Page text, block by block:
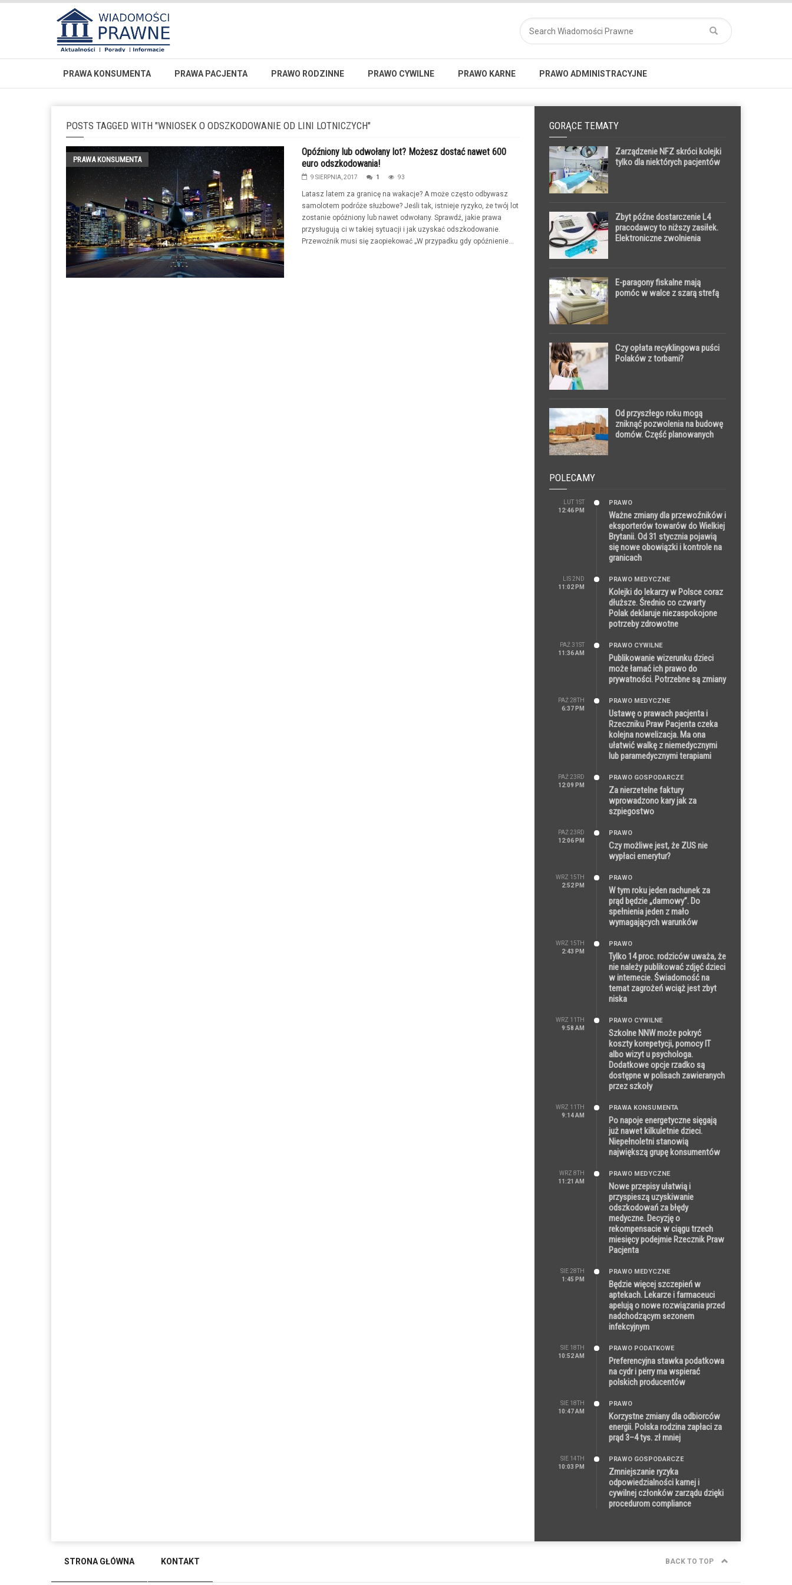
PRAWA KONSUMENTA PRAWA PACJENTA PRAWO RODZINNE PRAWO CYWILNE PRAWO KARNE PRAWO ADMINISTRACYJNE
POSTS TAGGED WITH "WNIOSEK O ODSZKODOWANIE OD LINI LOTNICZYCH"
PRAWA KONSUMENTA
Opóźniony lub odwołany lot? Możesz dostać nawet 600
euro odszkodowania!
9 SIERPNIA, 2017 1 93
Latasz latem za granicę na wakacje? A może często odbywasz
samolotem podróże służbowe? Jeśli tak, istnieje ryzyko, że twój lot
zostanie opóźniony lub nawet odwołany. Sprawdź, jakie prawa
przysługują ci w takiej sytuacji i jak uzyskać odszkodowanie.
Przewoźnik musi się zaopiekować „W przypadku gdy opóźnienie...
GORĄCE TEMATY
Zarządzenie NFZ skróci kolejki
tylko dla niektórych pacjentów
Zbyt późne dostarczenie L4
pracodawcy to niższy zasiłek.
Elektroniczne zwolnienia
E-paragony fiskalne mają
pomóc w walce z szarą strefą
Czy opłata recyklingowa puści
Polaków z torbami?
Od przyszłego roku mogą
zniknąć pozwolenia na budowę
domów. Część planowanych
POLECAMY
LUT 1ST
12:46 PM
PRAWO
Ważne zmiany dla przewoźników i
eksporterów towarów do Wielkiej
Brytanii. Od 31 stycznia pojawią
się nowe obowiązki i kontrole na
granicach
LIS 2ND
11:02 PM
PRAWO MEDYCZNE
Kolejki do lekarzy w Polsce coraz
dłuższe. Średnio co czwarty
Polak deklaruje niezaspokojone
potrzeby zdrowotne
PAŹ 31ST
11:36 AM
PRAWO CYWILNE
Publikowanie wizerunku dzieci
może łamać ich prawo do
prywatności. Potrzebne są zmiany
PAŹ 28TH
6:37 PM
PRAWO MEDYCZNE
Ustawę o prawach pacjenta i
Rzeczniku Praw Pacjenta czeka
kolejna nowelizacja. Ma ona
ułatwić walkę z niemedycznymi
lub paramedycznymi terapiami
PAŹ 23RD
12:09 PM
PRAWO GOSPODARCZE
Za nierzetelne faktury
wprowadzono kary jak za
szpiegostwo
PAŹ 23RD
12:06 PM
PRAWO
Czy możliwe jest, że ZUS nie
wypłaci emerytur?
WRZ 15TH
2:52 PM
PRAWO
W tym roku jeden rachunek za
prąd będzie „darmowy”. Do
spełnienia jeden z mało
wymagających warunków
WRZ 15TH
2:43 PM
PRAWO
Tylko 14 proc. rodziców uważa, że
nie należy publikować zdjęć dzieci
w internecie. Świadomość na
temat zagrożeń wciąż jest zbyt
niska
WRZ 11TH
9:58 AM
PRAWO CYWILNE
Szkolne NNW może pokryć
koszty korepetycji, pomocy IT
albo wizyt u psychologa.
Dodatkowe opcje rzadko są
dostępne w polisach zawieranych
przez szkoły
WRZ 11TH
9:14 AM
PRAWA KONSUMENTA
Po napoje energetyczne sięgają
już nawet kilkuletnie dzieci.
Niepełnoletni stanowią
największą grupę konsumentów
WRZ 8TH
11:21 AM
PRAWO MEDYCZNE
Nowe przepisy ułatwią i
przyspieszą uzyskiwanie
odszkodowań za błędy
medyczne. Decyzję o
rekompensacie w ciągu trzech
miesięcy podejmie Rzecznik Praw
Pacjenta
SIE 28TH
1:45 PM
PRAWO MEDYCZNE
Będzie więcej szczepień w
aptekach. Lekarze i farmaceuci
apelują o nowe rozwiązania przed
nadchodzącym sezonem
infekcyjnym
SIE 18TH
10:52 AM
PRAWO PODATKOWE
Preferencyjna stawka podatkowa
na cydr i perry ma wspierać
polskich producentów
SIE 18TH
10:47 AM
PRAWO
Korzystne zmiany dla odbiorców
energii. Polska rodzina zapłaci za
prąd 3–4 tys. zł mniej
SIE 14TH
10:03 PM
PRAWO GOSPODARCZE
Zmniejszanie ryzyka
odpowiedzialności karnej i
cywilnej członków zarządu dzięki
procedurom compliance
STRONA GŁÓWNA KONTAKT BACK TO TOP